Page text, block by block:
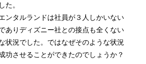
た。
ンタルランドは社員が３人しかいない
ありディズニー社との接点も全くない
状況でした。ではなぜそのような状況
功させることができたのでしょうか？